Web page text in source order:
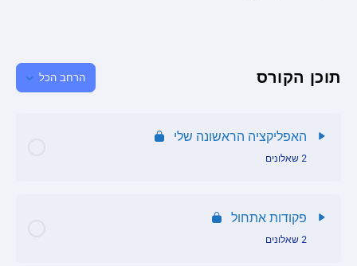
תוכן הקורס הרחב הכל
האפליקציה הראשונה שלי
2 שאלונים
פקודות אתחול
2 שאלונים